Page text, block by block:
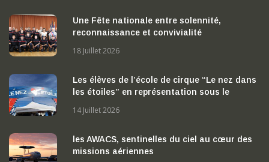
Une Fête nationale entre solennité,
reconnaissance et convivialité
18 Juillet 2026
Les élèves de l’école de cirque “Le nez dans
les étoiles” en représentation sous le
14 Juillet 2026
les AWACS, sentinelles du ciel au cœur des
missions aériennes